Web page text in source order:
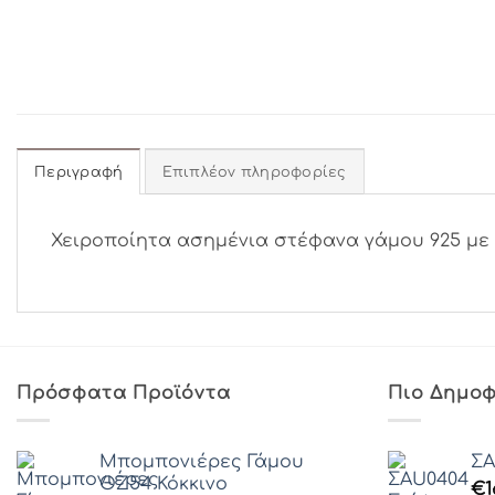
Περιγραφή Επιπλέον πληροφορίες
Χειροποίητα ασημένια στέφανα γάμου 925
Πρόσφατα Προϊόντα
Μπομπονιέρες Γάμου
ΘZ54 Κόκκινο
Πιο
€